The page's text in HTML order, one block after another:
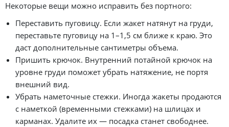
Некоторые вещи можно исправить без портного:
Переставить пуговицу. Если жакет натянут на груди,
переставьте пуговицу на 1–1,5 см ближе к краю. Это
даст дополнительные сантиметры объема.
Пришить крючок. Внутренний потайной крючок на
уровне груди поможет убрать натяжение, не портя
внешний вид.
Убрать наметочные стежки. Иногда жакеты продаются
с наметкой (временными стежками) на шлицах и
карманах. Удалите их — посадка станет свободнее.